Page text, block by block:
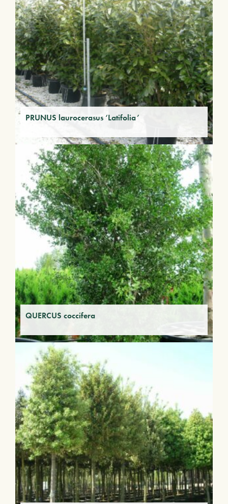
PRUNUS laurocerasus ‘Latifolia’
QUERCUS coccifera